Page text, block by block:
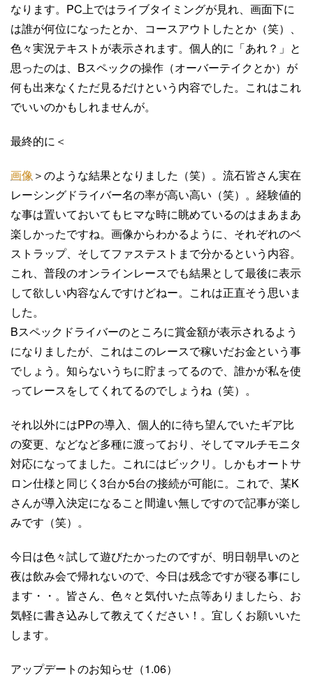
なります。PC上ではライブタイミングが見れ、画面下に
は誰が何位になったとか、コースアウトしたとか（笑）、
色々実況テキストが表示されます。個人的に「あれ？」と
思ったのは、Bスペックの操作（オーバーテイクとか）が
何も出来なくただ見るだけという内容でした。これはこれ
でいいのかもしれませんが。
最終的に＜
画像 ＞のような結果となりました（笑）。流石皆さん実在
レーシングドライバー名の率が高い高い（笑）。経験値的
な事は置いておいてもヒマな時に眺めているのはまあまあ
楽しかったですね。画像からわかるように、それぞれのベ
ストラップ、そしてファステストまで分かるという内容。
これ、普段のオンラインレースでも結果として最後に表示
して欲しい内容なんですけどねー。これは正直そう思いま
した。
Bスペックドライバーのところに賞金額が表示されるよう
になりましたが、これはこのレースで稼いだお金という事
でしょう。知らないうちに貯まってるので、誰かが私を使
ってレースをしてくれてるのでしょうね（笑）。
それ以外にはPPの導入、個人的に待ち望んでいたギア比
の変更、などなど多種に渡っており、そしてマルチモニタ
対応になってました。これにはビックリ。しかもオートサ
ロン仕様と同じく3台か5台の接続が可能に。これで、某K
さんが導入決定になること間違い無しですので記事が楽し
みです（笑）。
今日は色々試して遊びたかったのですが、明日朝早いのと
夜は飲み会で帰れないので、今日は残念ですが寝る事にし
ます・・。皆さん、色々と気付いた点等ありましたら、お
気軽に書き込みして教えてください！。宜しくお願いいた
します。
アップデートのお知らせ（1.06）